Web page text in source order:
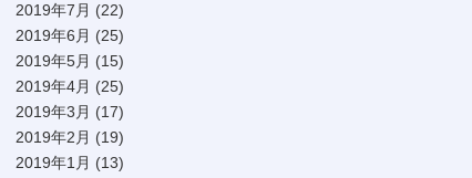
2019年7月 (22)
2019年6月 (25)
2019年5月 (15)
2019年4月 (25)
2019年3月 (17)
2019年2月 (19)
2019年1月 (13)